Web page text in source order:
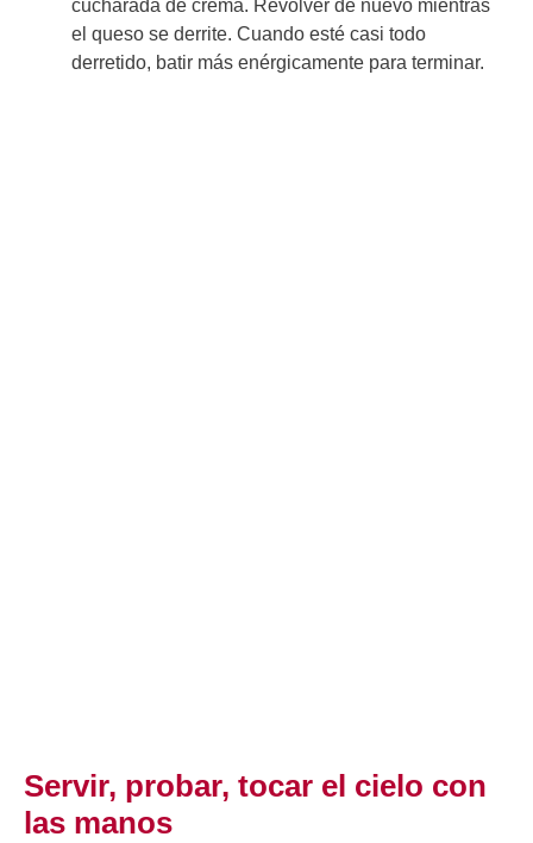
cucharada de crema. Revolver de nuevo mientras
el queso se derrite. Cuando esté casi todo
derretido, batir más enérgicamente para terminar.
Servir, probar, tocar el cielo con
las manos